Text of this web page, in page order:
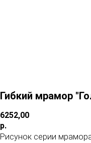
Гибкий мрамор
6252,00
р.
Рисунок серии